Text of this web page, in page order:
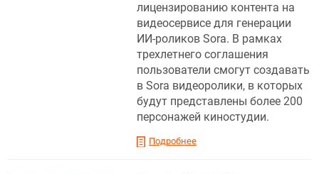
лицензированию контента на
видеосервисе для генерации
ИИ-роликов Sora. В рамках
трехлетнего соглашения
пользователи смогут создавать
в Sora видеоролики, в которых
будут представлены более 200
персонажей киностудии.
Подробнее